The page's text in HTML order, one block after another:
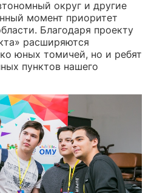
округ и другие
момент приоритет
Благодаря проекту
расширяются
юных томичей, но и ребят
пунктов нашего